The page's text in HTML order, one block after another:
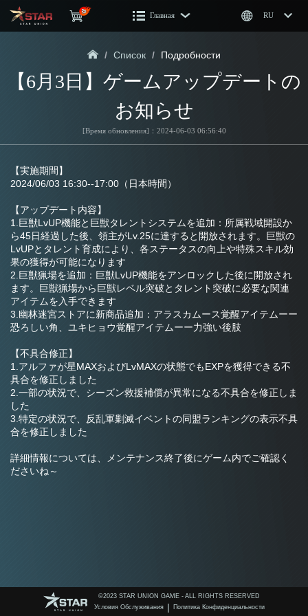
Главная RU
/ Список / Подробности
【6月3日】ゲームアップデートの
お知らせ
[Время обновления]：2024-06-03 06:56:40
【実施期間】
2024/06/03 16:30--17:00（日本時間）
【アップデート内容】
1.巨獣LvUP機能と巨獣タレントシステムを追加：所属戦域開設か
ら45日経過した後、領主がLv.25に達すると開放されます。巨獣の
LvUPとタレント育成により、各ステータスの向上や特殊スキル効
果の獲得が可能になります
2.巨獣猟場を追加：巨獣LvUP機能をアンロックした後に開放され
ます。巨獣猟場から巨獣レベル突破とタレント突破に必要な関連
アイテムを入手できます
3.幽林迷宮ストアに新商品追加：アラスカムース覚醒アイテムーー
恐ろしい角、ユキヒョウ覚醒アイテムーー力強い後肢
【不具合修正】
1.アルファが星MAXおよびLvMAXの状態でもEXPを獲得できる不
具合を修正しました
2.一部の状況で、シーズン救援補償が異常になる不具合を修正しま
した
3.特定の状況で、反乱軍剿滅イベントの同盟ランキングの表示不具
合を修正しました
詳細情報については、メンテナンス終了後にゲーム内でご確認く
ださいね～
©️2023 STAR UNION GAME - ALL RIGHTS RESERVED
Условия Обслуживания
| Политика Конфиденциальности